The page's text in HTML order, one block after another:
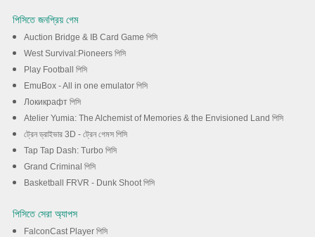
পিসিতে জনপ্রিয় গেম
Auction Bridge & IB Card Game পিসি
West Survival:Pioneers পিসি
Play Football পিসি
EmuBox - All in one emulator পিসি
Локикрафт পিসি
Atelier Yumia: The Alchemist of Memories & the Envisioned Land পিসি
ট্রেন ড্রাইভার 3D - ট্রেন গেমস পিসি
Tap Tap Dash: Turbo পিসি
Grand Criminal পিসি
Basketball FRVR - Dunk Shoot পিসি
পিসিতে সেরা অ্যাপস
FalconCast Player পিসি